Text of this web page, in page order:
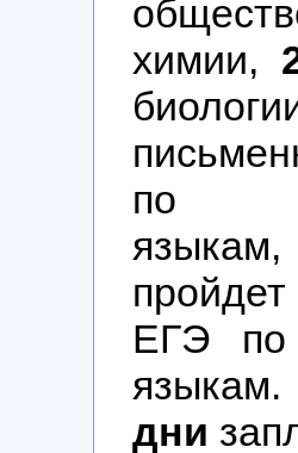
химии,
по
языкам,
ЕГЭ по
дни